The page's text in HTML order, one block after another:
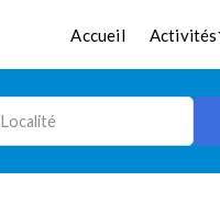
Accueil Activités
Localité